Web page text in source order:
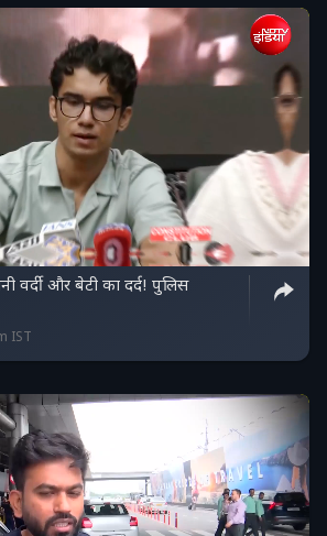
वर्दी और बेटी का दर्द! पुलिस
IST